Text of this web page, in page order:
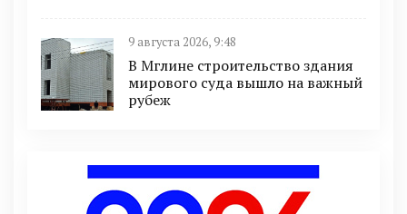
9 августа 2026, 9:48
В Мглине строительство здания
мирового суда вышло на важный
рубеж